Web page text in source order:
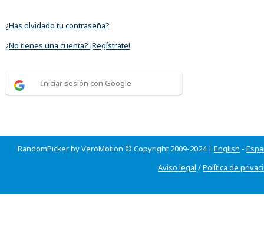
¿Has olvidado tu contraseña?
¿No tienes una cuenta? ¡Regístrate!
Iniciar sesión con Google
RandomPicker by VeroMotion © Copyright 2009-2024 | English -
Aviso legal /Política de